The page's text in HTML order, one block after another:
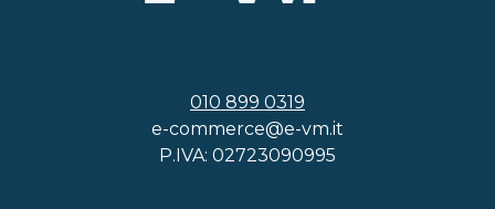
010 899 0319
e-commerce@e-vm.it
P.IVA: 02723090995